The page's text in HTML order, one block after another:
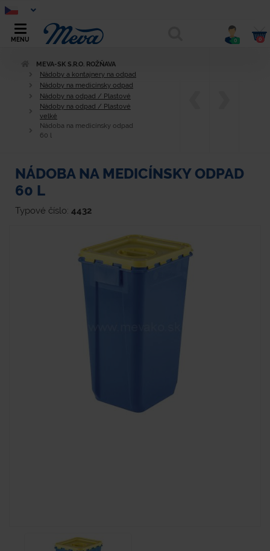
MENU 0 0
MEVA-SK S.R.O. ROŽŇAVA
Nádoby a kontajnery na odpad
Nádoby na medicínsky odpad
Nádoby na odpad / Plastové
Nádoby na odpad / Plastové
velké
Nádoba na medicínsky odpad
60 l
NÁDOBA NA MEDICÍNSKY ODPAD
60 L
Typové číslo: 4432